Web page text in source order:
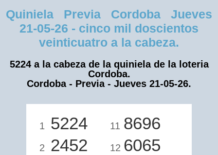
Quiniela Previa Cordoba Jueves
21-05-26 - cinco mil doscientos
veinticuatro a la cabeza.
5224 a la cabeza de la quiniela de la loteria
Cordoba.
Cordoba - Previa - Jueves 21-05-26.
1 5224
2 2452
11 8696
12 6065